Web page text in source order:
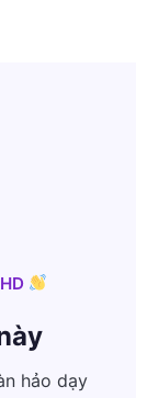
hảo dạy